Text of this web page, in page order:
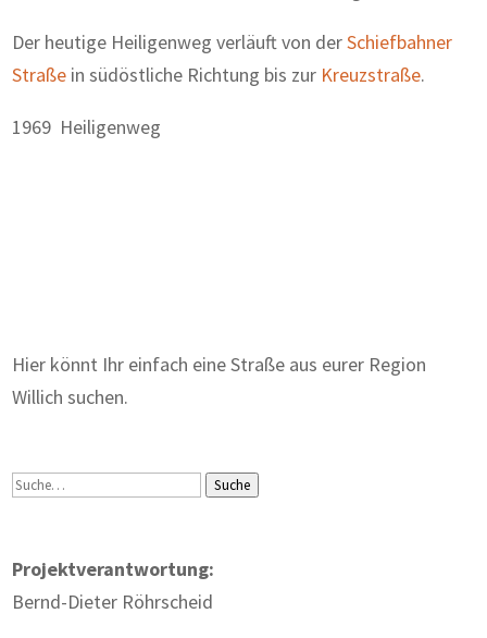
Der heutige Heiligenweg verläuft von derSchiefbahner
Straße in südöstliche Richtung bis zur Kreuzstraße.
1969 Heiligenweg
Hier könnt Ihr einfach eine Straße aus eurer Region
Willich suchen.
Suche Suche
Projektverantwortung:
Bernd-Dieter Röhrscheid